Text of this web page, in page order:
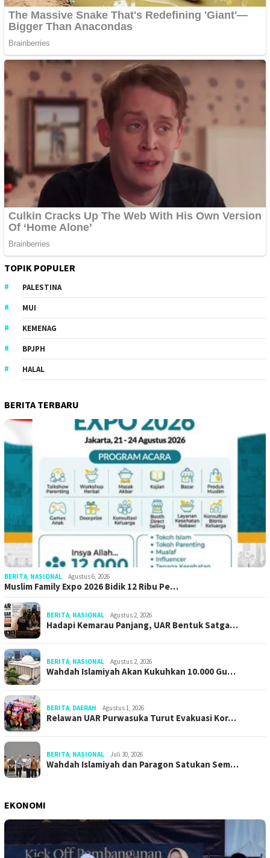
TOPIK POPULER
PALESTINA
MUI
KEMENAG
BPJPH
HALAL
BERITA TERBARU
BERITA, NASIONAL Agustus 6, 2026
Muslim Family Expo 2026 Bidik 12 Ribu Pe…
BERITA, NASIONAL Agustus 2, 2026
Hadapi Kemarau Panjang, UAR Bentuk Satga…
BERITA, NASIONAL Agustus 2, 2026
Wahdah Islamiyah Akan Kukuhkan 10.000 Gu…
BERITA, DAERAH Agustus 1, 2026
Relawan UAR Purwasuka Turut Evakuasi Kor…
BERITA, NASIONAL Juli 30, 2026
Wahdah Islamiyah dan Paragon Satukan Sem…
EKONOMI